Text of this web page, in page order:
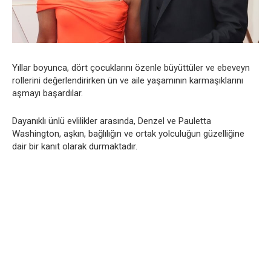
Yıllar boyunca, dört çocuklarını özenle büyüttüler ve ebeveyn
rollerini değerlendirirken ün ve aile yaşamının karmaşıklarını
aşmayı başardılar.
Dayanıklı ünlü evlilikler arasında, Denzel ve Pauletta
Washington, aşkın, bağlılığın ve ortak yolculuğun güzelliğine
dair bir kanıt olarak durmaktadır.